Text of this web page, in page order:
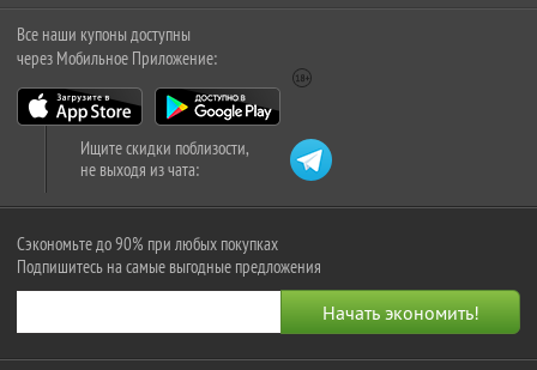
Все наши купоны доступны
через Мобильное Приложение:
Ищите скидки поблизости,
не выходя из чата:
Сэкономьте до 90% при любых покупках
Подпишитесь на самые выгодные предложения